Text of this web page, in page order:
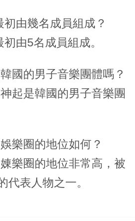
由幾名成員組成？
由5名成員組成。
國的男子音樂團體嗎？
起是韓國的男子音樂團
樂圈的地位如何？
樂圈的地位非常高，被
代表人物之一。